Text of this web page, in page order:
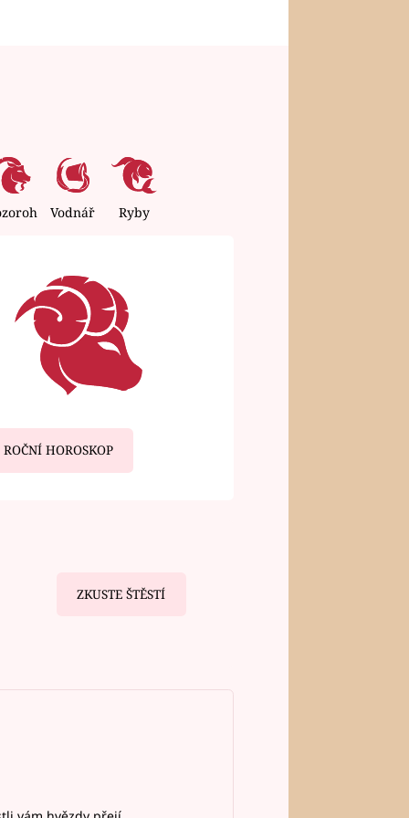
Vodnář Ryby
ROČNÍ HOROSKOP
ZKUSTE ŠTĚSTÍ